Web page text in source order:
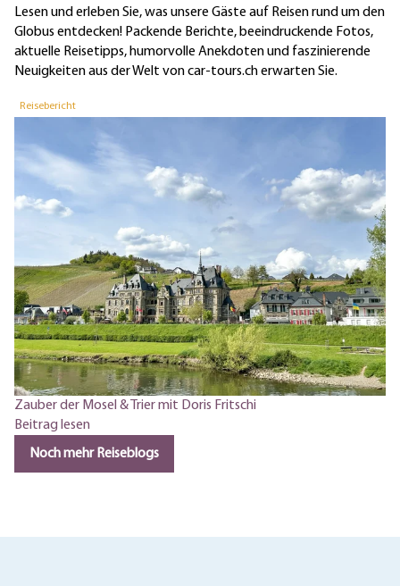
Lesen und erleben Sie, was unsere Gäste auf Reisen rund um den
Globus entdecken! Packende Berichte, beeindruckende Fotos,
aktuelle Reisetipps, humorvolle Anekdoten und faszinierende
Neuigkeiten aus der Welt von car-tours.ch erwarten Sie.
Reisebericht
Zauber der Mosel & Trier mit Doris Fritschi
Beitrag lesen
Noch mehr Reiseblogs